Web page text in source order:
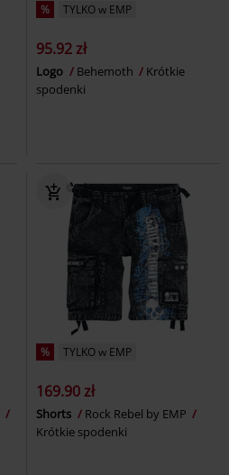
% TYLKO w EMP
95.92 zł
Logo Behemoth
Krótkie
spodenki
% TYLKO w EMP
169.90 zł
Shorts
Rock Rebel by EMP
Krótkie spodenki